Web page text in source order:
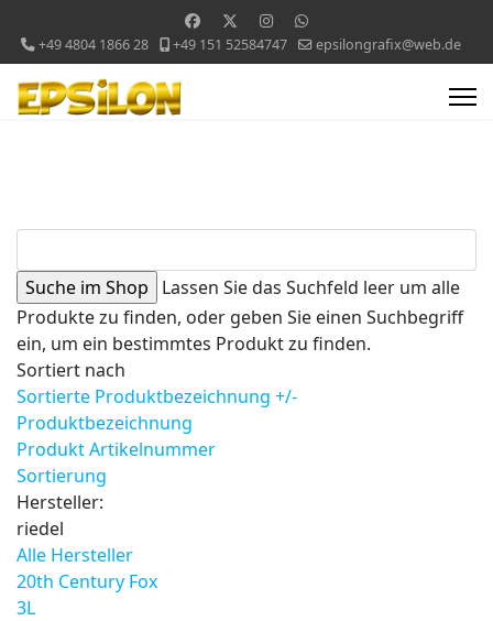
+49 4804 1866 28 +49 151 52584747 epsilongrafix@web.de
Lassen Sie das Suchfeld leer um alle
Produkte zu finden, oder geben Sie einen Suchbegriff
ein, um ein bestimmtes Produkt zu finden.
Sortiert nach
Sortierte Produktbezeichnung +/-
Produktbezeichnung
Produkt Artikelnummer
Sortierung
Hersteller:
riedel
Alle Hersteller
20th Century Fox
3L